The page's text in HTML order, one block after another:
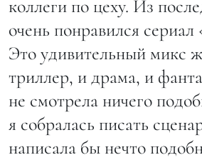
коллеги по цеху. Из
очень понравился сериал
Это удивительный микс
триллер, и драма, и
не смотрела ничего
я собралась писать
написала бы нечто